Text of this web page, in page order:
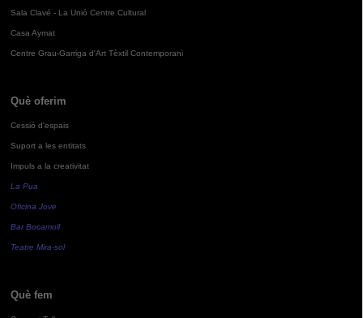
Sala Clavé - La Unió Centre Cultural
Casa Aymat
Centre Grau-Garriga d'Art Tèxtil Contemporani
Què oferim
Cessió d'espais
Suport a les entitats
Impuls a la creativitat
La Pua
Oficina Jove
Bar Bocamoll
Teatre Mira-sol
Què fem